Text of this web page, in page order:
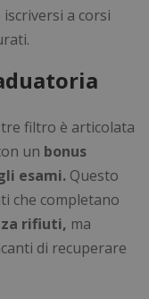
a corsi
filtro è articolata
un bonus
esami. Questo
che completano
rifiuti, ma
di recuperare